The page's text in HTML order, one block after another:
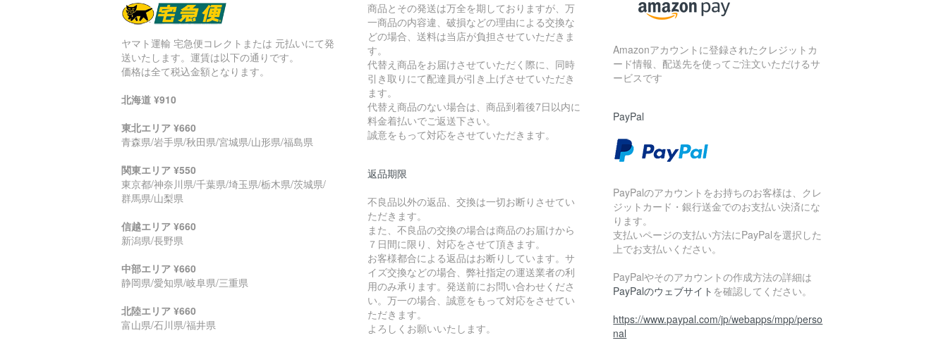
ヤマト運輸 宅急便コレクトまたは 元払いにて発
送いたします。運賃は以下の通りです。
価格は全て税込金額となります。
北海道 ¥910
東北エリア ¥660
青森県/岩手県/秋田県/宮城県/山形県/福島県
関東エリア ¥550
東京都/神奈川県/千葉県/埼玉県/栃木県/茨城県/
群馬県/山梨県
信越エリア ¥660
新潟県/長野県
中部エリア ¥660
静岡県/愛知県/岐阜県/三重県
北陸エリア ¥660
富山県/石川県/福井県
商品とその発送は万全を期しておりますが、万
一商品の内容違、破損などの理由による交換な
どの場合、送料は当店が負担させていただきま
す。
代替え商品をお届けさせていただく際に、同時
引き取りにて配達員が引き上げさせていただき
ます。
代替え商品のない場合は、商品到着後7日以内に
料金着払いでご返送下さい。
誠意をもって対応をさせていただきます。
返品期限
不良品以外の返品、交換は一切お断りさせてい
ただきます。
また、不良品の交換の場合は商品のお届けから
７日間に限り、対応をさせて頂きます。
お客様都合による返品はお断りしています。サ
イズ交換などの場合、弊社指定の運送業者の利
用のみ承ります。発送前にお問い合わせくださ
い。万一の場合、誠意をもって対応をさせてい
ただきます。
よろしくお願いいたします。
Amazonアカウントに登録されたクレジットカ
ード情報、配送先を使ってご注文いただけるサ
ービスです
PayPal
PayPalのアカウントをお持ちのお客様は、クレ
ジットカード・銀行送金でのお支払い決済にな
ります。
支払いページの支払い方法にPayPalを選択した
上でお支払いください。
PayPalやそのアカウントの作成方法の詳細は
PayPalのウェブサイト を確認してください。
https://www.paypal.com/jp/webapps/mpp/perso
nal